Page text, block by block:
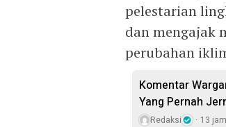
pelestarian
dan mengajak
perubahan
Komentar
Yang Pernah
Redaksi 13 jam